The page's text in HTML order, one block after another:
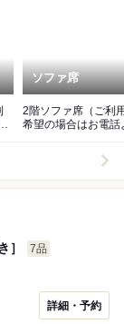
ソファ席
2階ソファ席（ご利
希望の場合はお電話
］ 7品
詳細・予約